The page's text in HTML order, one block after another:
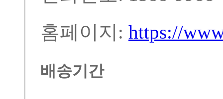
홈페이지: https://
배송기간